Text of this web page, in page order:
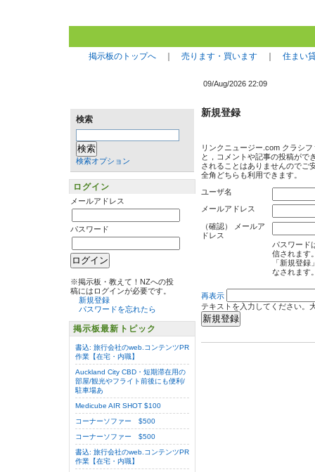
掲示板のトップへ｜ 売ります・買います｜ 住まい
検索
検索オプション
ログイン
メールアドレス
パスワード
※掲示板・教えて！NZへの投
稿にはログインが必要です。
新規登録
パスワードを忘れたら
掲示板最新トピック
書込: 旅行会社のweb.コンテンツPR
作業【在宅・内職】
Auckland City CBD・短期滞在用の
部屋/観光やフライト前後にも便利/
駐車場あ
Medicube AIR SHOT $100
コーナーソファー $500
コーナーソファー $500
書込: 旅行会社のweb.コンテンツPR
作業【在宅・内職】
09/Aug/2026 22:09
新規登録
リンクニュージー.com クラシ
す。なお，サイト上でメールア
半角・全角どちらも利用できま
（確認） メールアドレス
再表示
テキストを入力してください。